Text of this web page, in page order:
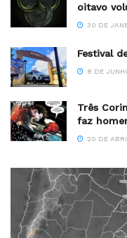
oitavo
30 DE
Festival
8 DE
Três
faz
20 DE